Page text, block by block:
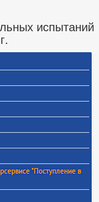
испытаний
"Поступление в